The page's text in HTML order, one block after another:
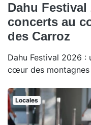
Dahu Festival
concerts au
des Carroz
Dahu Festival 2026 :
cœur des montagnes
Locales